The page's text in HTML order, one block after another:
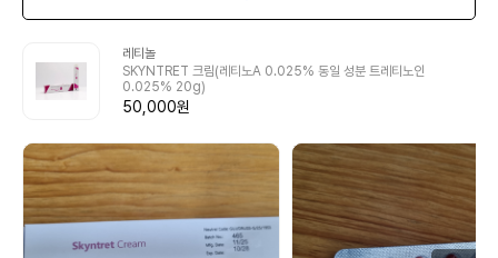
레티놀
SKYNTRET 크림(레티노A 0.025% 동일 성분 트레티노인
0.025% 20g)
50,000원